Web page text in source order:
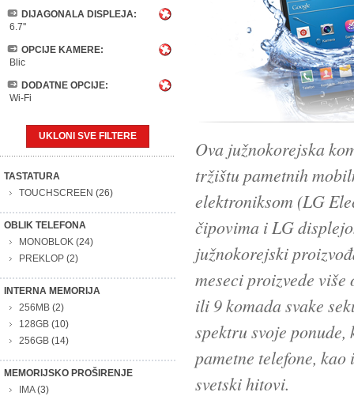
DIJAGONALA DISPLEJA:
6.7''
OPCIJE KAMERE:
Blic
DODATNE OPCIJE:
Wi-Fi
UKLONI SVE FILTERE
TASTATURA
TOUCHSCREEN (26)
OBLIK TELEFONA
MONOBLOK (24)
PREKLOP (2)
INTERNA MEMORIJA
256MB (2)
128GB (10)
256GB (14)
MEMORIJSKO PROŠIRENJE
IMA(3)
Ova južnokorejska
tržištu pametnih
elektroniksom (LG
čipovima i LG
južnokorejski
meseci proizvede
ili 9 komada svake
spektru svoje
pametne telefone,
svetski hitovi.